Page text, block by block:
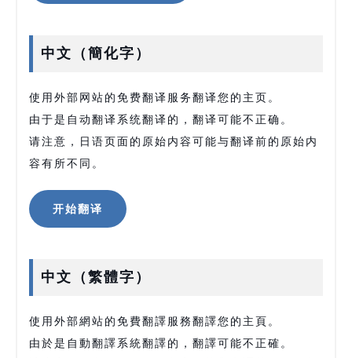
中文（簡化字）
使用外部网站的免费翻译服务翻译您的主页。
由于是自动翻译系统翻译的，翻译可能不正确。
请注意，日语页面的原始内容可能与翻译前的原始内
容有所不同。
开始翻译
中文（繁體字）
使用外部網站的免費翻譯服務翻譯您的主頁。
由於是自動翻譯系統翻譯的，翻譯可能不正確。